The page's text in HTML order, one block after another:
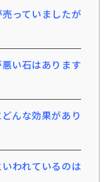
っていましたが
い石はあります
んな効果があり
われているのは